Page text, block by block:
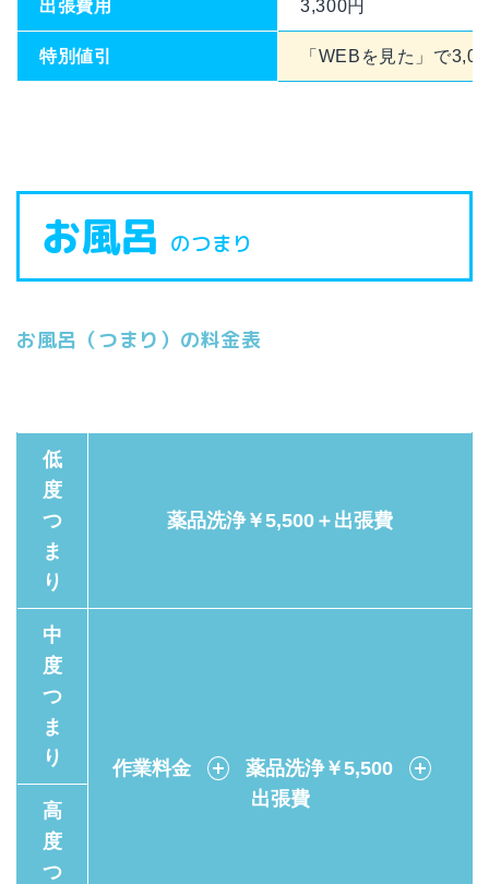
出張費用 3,300円
特別値引 「WEBを見た」で
お風呂 のつまり
お風呂（つまり）の料金表
低
度
つ
ま
り
薬品洗浄￥5,500＋出張費
中
度
つ
ま
り
作業料金 ＋ 薬品洗浄￥5,500
＋
出張費
高
度
つ